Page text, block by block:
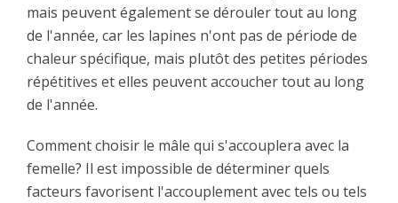
mais peuvent également se dérouler tout au long
de l'année, car les lapines n'ont pas de période de
chaleur spécifique, mais plutôt des petites périodes
répétitives et elles peuvent accoucher tout au long
de l'année.
Comment choisir le mâle qui s'accouplera avec la
femelle? Il est impossible de déterminer quels
facteurs favorisent l'accouplement avec tels ou tels